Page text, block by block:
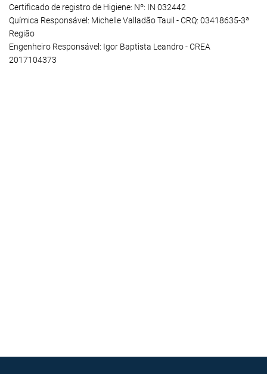
Certificado de registro de Higiene: Nº: IN 032442
Química Responsável: Michelle Valladão Tauil - CRQ: 03418635-3ª
Região
Engenheiro Responsável: Igor Baptista Leandro - CREA
2017104373